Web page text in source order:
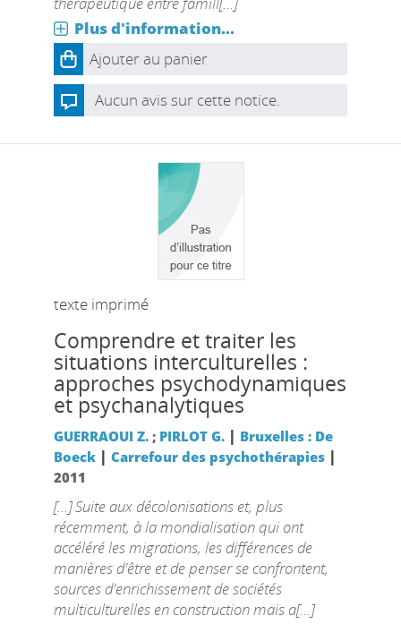
Plus d'information...
Ajouter au panier
Aucun avis sur cette notice.
texte imprimé
Comprendre et traiter les
situations interculturelles :
approches psychodynamiques
et psychanalytiques
GUERRAOUI Z.; PIRLOT G. | Bruxelles : De
Boeck| Carrefour des psychothérapies|
2011
[...] Suite aux décolonisations et, plus
récemment, à la mondialisation qui ont
accéléré les migrations, les différences de
manières d'être et de penser se confrontent,
sources d'enrichissement de sociétés
multiculturelles en construction mais a[...]